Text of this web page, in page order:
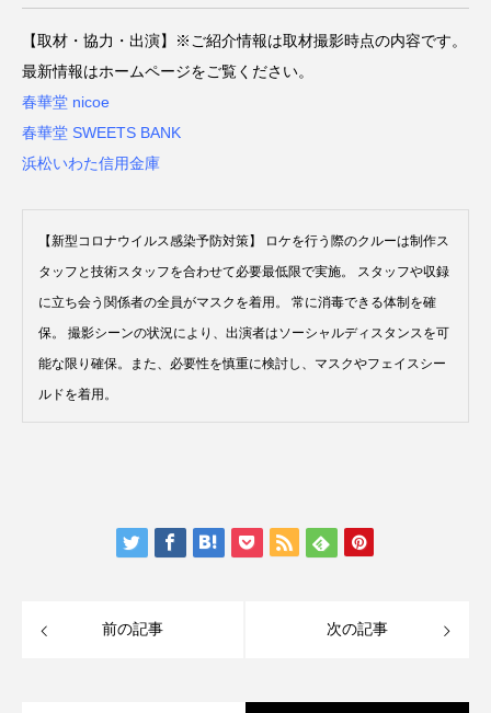
【取材・協力・出演】※ご紹介情報は取材撮影時点の内容です。
最新情報はホームページをご覧ください。
春華堂 nicoe
春華堂 SWEETS BANK
浜松いわた信用金庫
【新型コロナウイルス感染予防対策】 ロケを行う際のクルーは制作ス
タッフと技術スタッフを合わせて必要最低限で実施。 スタッフや収録
に立ち会う関係者の全員がマスクを着用。 常に消毒できる体制を確
保。 撮影シーンの状況により、出演者はソーシャルディスタンスを可
能な限り確保。また、必要性を慎重に検討し、マスクやフェイスシー
ルドを着用。
前の記事 次の記事